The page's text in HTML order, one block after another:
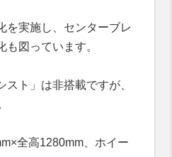
を実施し、センターブレ
図っています。
ト」は非搭載ですが、
全高1280mm、ホイー